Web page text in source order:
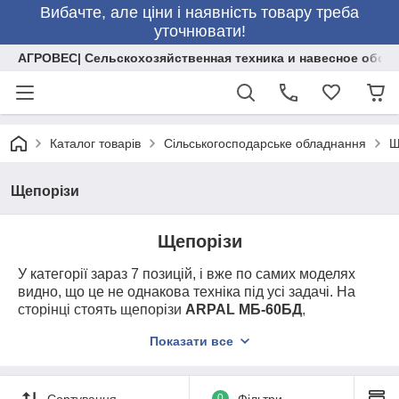
Вибачте, але ціни і наявність товару треба
уточнювати!
АГРОВЕС| Сельскохозяйственная техника и навесное
Каталог товарів Сільськогосподарське обладнання
Щепорізи
Щепорізи
У категорії зараз 7 позицій, і вже по самих моделях
видно, що це не однакова техніка під усі задачі. На
сторінці стоять щепорізи ARPAL МБ-60БД,
цих назвах читається різниця і по серії, і по самому
Показати все